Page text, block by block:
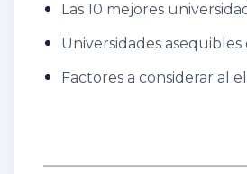
Las 10 mejores
Universidades
Factores a considerar al